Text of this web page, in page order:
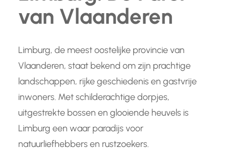
van Vlaanderen
Limburg, de meest oostelijke provincie van
Vlaanderen, staat bekend om zijn prachtige
landschappen, rijke geschiedenis en gastvrije
inwoners. Met schilderachtige dorpjes,
uitgestrekte bossen en glooiende heuvels is
Limburg een waar paradijs voor
natuurliefhebbers en rustzoekers.